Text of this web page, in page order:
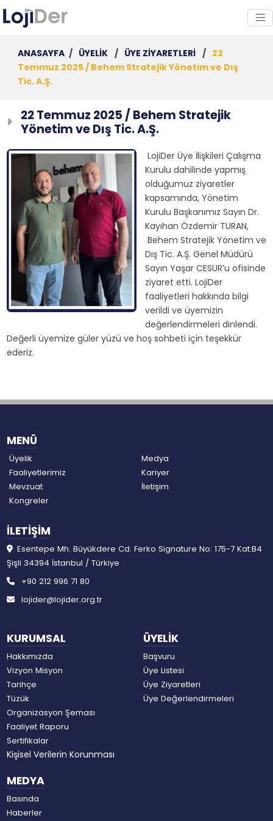
ANASAYFA / ÜYELİK / ÜYE ZİYARETLERİ / 22
Temmuz 2025 / Behem Stratejik Yönetim ve Dış
Tic. A.Ş.
22 Temmuz 2025 / Behem Stratejik
Yönetim ve Dış Tic. A.Ş.
LojiDer Üye İlişkileri Çalışma
Kurulu dahilinde yapmış
olduğumuz ziyaretler
kapsamında, Yönetim
Kurulu Başkanımız Sayın Dr.
Kayıhan Özdemir TURAN,
Behem Stratejik Yönetim ve
Dış Tic. A.Ş. Genel Müdürü
Sayın Yaşar CESUR’u ofisinde
ziyaret etti. LojiDer
faaliyetleri hakkında bilgi
verildi ve üyemizin
değerlendirmeleri dinlendi.
Değerli üyemize güler yüzü ve hoş sohbeti için teşekkür
ederiz.
MENÜ
Üyelik
Faaliyetlerimiz
Mevzuat
Kongreler
Medya
Kariyer
İletişim
KURUMSAL
Hakkımızda
Vizyon Misyon
Tarihçe
Tüzük
Organizasyon Şeması
Faaliyet Raporu
Sertifikalar
Kişisel Verilerin Korunması
ÜYELİK
Başvuru
Üye Listesi
Üye Ziyaretleri
Üye Değerlendirmeleri
MEDYA
Basında
Haberler
İLETİŞİM
Esentepe Mh. Büyükdere Cd. Ferko Signature No: 175-7 Kat:B4
Şişli 34394 İstanbul / Türkiye
+90 212 996 71 80
lojider@lojider.org.tr